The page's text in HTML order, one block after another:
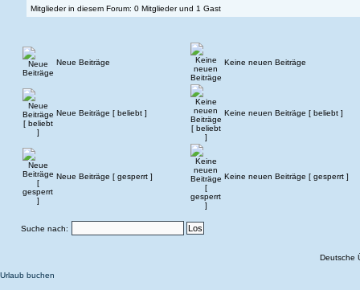
Mitglieder in diesem Forum: 0 Mitglieder und 1 Gast
Neue Beiträge Keine neuen Beiträge
Neue Beiträge [ beliebt ] Keine neuen Beiträge [ beliebt ]
Neue Beiträge [ gesperrt ] Keine neuen Beiträge [ gesperrt ]
Suche nach:
Deutsche
Urlaub buchen